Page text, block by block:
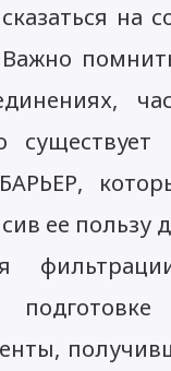
на
ее пользу